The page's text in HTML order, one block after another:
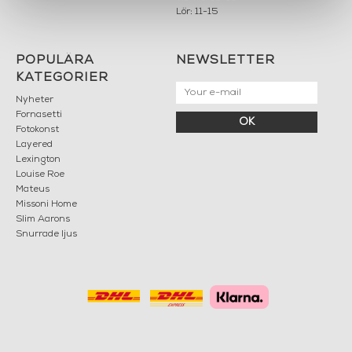
Lör: 11-15
POPULÄRA
KATEGORIER
Nyheter
Fornasetti
Fotokonst
Layered
Lexington
Louise Roe
Mateus
Missoni Home
Slim Aarons
Snurrade ljus
NEWSLETTER
OK